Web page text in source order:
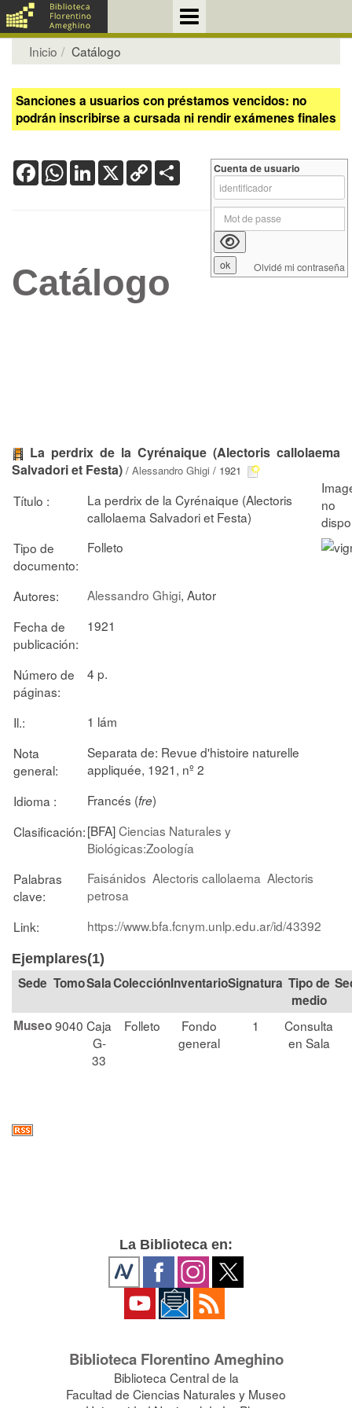
Inicio Catálogo
Sanciones a usuarios con préstamos vencidos: no
podrán inscribirse a cursada ni rendir exámenes finales
FacebookWhatsApp
LinkedIn
X Copy
Link
Catálogo
La perdrix de la Cyrénaique (Alectoris callolaema
Salvadori et Festa) / Alessandro Ghigi / 1921
Título :
La perdrix de la Cyrénaique (Alectoris
callolaema Salvadori et Festa)
Tipo de
documento:
Folleto
Autores: Alessandro Ghigi, Autor
Fecha de
publicación:
1921
Número de
páginas:
4 p.
Il.:
1 lám
Nota
general:
Separata de: Revue d'histoire naturelle
appliquée, 1921, nº 2
Idioma :
Francés (fre)
Clasificación:[BFA]Ciencias Naturales y
Biológicas:Zoología
Palabras
clave:
Faisánidos Alectoris callolaema Alectoris
petrosa
Link:
https://www.bfa.fcnym.unlp.edu.ar/id/43392
Ejemplares(1)
TomoSalaColección Signatura Tipo de
medio
Museo9040 Caja
G-
33
Folleto
Fondo
general
1
Consulta
en Sala
Cuenta de usuario
Olvidé mi contraseña
La Biblioteca en:
Biblioteca Florentino Ameghino
Biblioteca Central de la
Facultad de Ciencias Naturales y Museo